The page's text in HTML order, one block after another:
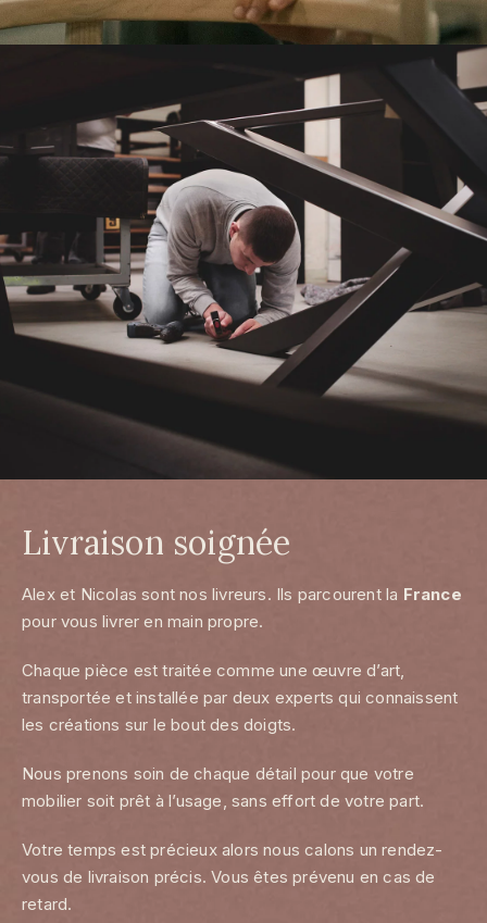
Livraison soignée
Alex et Nicolas sont nos livreurs. Ils parcourent la France
pour vous livrer en main propre.
Chaque pièce est traitée comme une œuvre d’art,
transportée et installée par deux experts qui connaissent
les créations sur le bout des doigts.
Nous prenons soin de chaque détail pour que votre
mobilier soit prêt à l’usage, sans effort de votre part.
Votre temps est précieux alors nous calons un rendez-
vous de livraison précis. Vous êtes prévenu en cas de
retard.